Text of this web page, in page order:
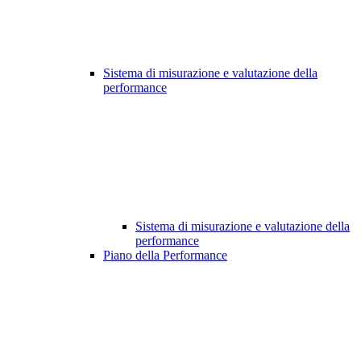
Sistema di misurazione e valutazione della
performance
Sistema di misurazione e valutazione della
performance
Piano della Performance